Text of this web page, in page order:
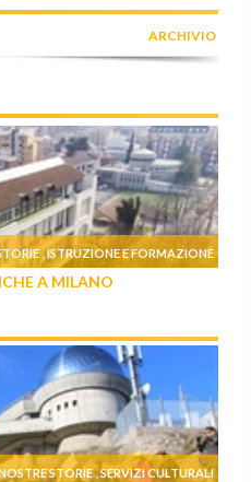
ARCHIVIO
,ISTRUZIONE E FORMAZIONE
A MILANO
STORIE ,SERVIZI CULTURALI